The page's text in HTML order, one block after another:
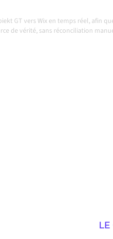
GT vers Wix en temps réel, afin
de vérité, sans réconciliation
LE